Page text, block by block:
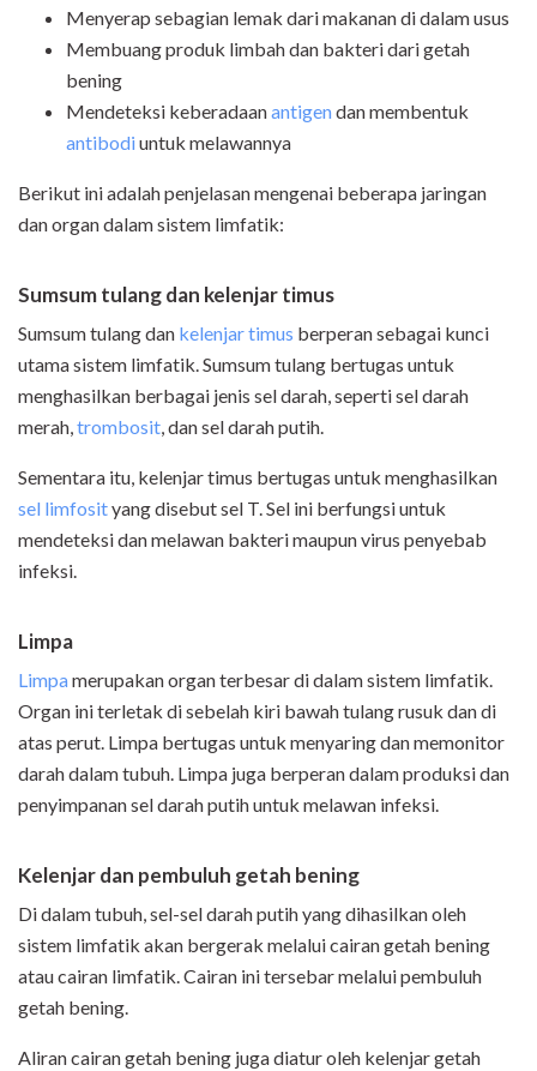
Menyerap sebagian lemak dari makanan di dalam usus
Membuang produk limbah dan bakteri dari getah
bening
Mendeteksi keberadaanantigendan membentuk
antibodiuntuk melawannya
Berikut ini adalah penjelasan mengenai beberapa jaringan
dan organ dalam sistem limfatik:
Sumsum tulang dan kelenjar timus
Sumsum tulang dan kelenjar timus berperan sebagai kunci
utama sistem limfatik. Sumsum tulang bertugas untuk
menghasilkan berbagai jenis sel darah, seperti sel darah
merah,trombosit, dan sel darah putih.
Sementara itu, kelenjar timus bertugas untuk menghasilkan
sel limfosityang disebut sel T. Sel ini berfungsi untuk
mendeteksi dan melawan bakteri maupun virus penyebab
infeksi.
Limpa
Limpamerupakan organ terbesar di dalam sistem limfatik.
Organ ini terletak di sebelah kiri bawah tulang rusuk dan di
atas perut. Limpa bertugas untuk menyaring dan memonitor
darah dalam tubuh. Limpa juga berperan dalam produksi dan
penyimpanan sel darah putih untuk melawan infeksi.
Kelenjar dan pembuluh getah bening
Di dalam tubuh, sel-sel darah putih yang dihasilkan oleh
sistem limfatik akan bergerak melalui cairan getah bening
atau cairan limfatik. Cairan ini tersebar melalui pembuluh
getah bening.
Aliran cairan getah bening juga diatur oleh kelenjar getah